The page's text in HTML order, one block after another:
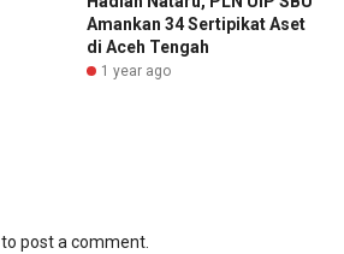
Amankan 34 Sertipikat Aset
di Aceh Tengah
1 year ago
to post a comment.